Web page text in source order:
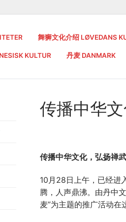
舞狮文化介绍 LØVEDANS
KULTUR 丹麦 DANMARK
传播中华
传播中华文化，弘扬禅
10月28日上午，已经进
腾，人声鼎沸。由丹中
麦”为主题的推广活动在